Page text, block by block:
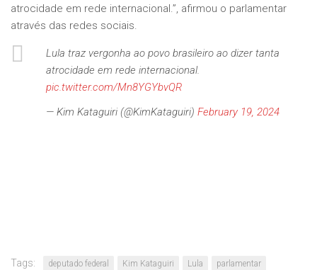
atrocidade em rede internacional.”, afirmou o parlamentar
através das redes sociais.
Lula traz vergonha ao povo brasileiro ao dizer tanta
atrocidade em rede internacional.
pic.twitter.com/Mn8YGYbvQR
— Kim Kataguiri (@KimKataguiri) February 19, 2024
Tags: deputado federal Kim Kataguiri Lula parlamentar